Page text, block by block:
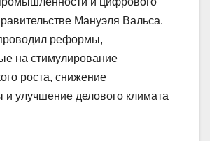
Мануэля Вальса.
реформы,
на стимулирование
роста, снижение
и улучшение делового климата